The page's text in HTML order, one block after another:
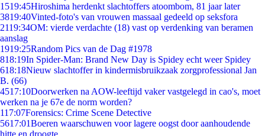
1519:45Hiroshima herdenkt slachtoffers atoombom, 81 jaar later
3819:40Vinted-foto's van vrouwen massaal gedeeld op seksfora
2119:34OM: vierde verdachte (18) vast op verdenking van beramen
aanslag
1919:25Random Pics van de Dag #1978
818:19In Spider-Man: Brand New Day is Spidey echt weer Spidey
618:18Nieuw slachtoffer in kindermisbruikzaak zorgprofessional Jan
B. (66)
4517:10Doorwerken na AOW-leeftijd vaker vastgelegd in cao's, moet
werken na je 67e de norm worden?
117:07Forensics: Crime Scene Detective
5617:01Boeren waarschuwen voor lagere oogst door aanhoudende
hitte en droogte